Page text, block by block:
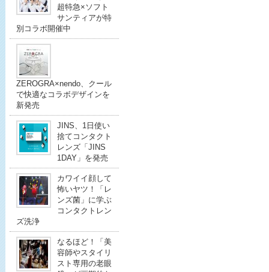
超特急×ソフト
サンティアが特
別コラボ開催中
ZEROGRA×nendo、クール
で快適なコラボデザインを
新発売
JINS、1日使い
捨てコンタクト
レンズ「JINS
1DAY」を発売
カワイイ顔して
怖いヤツ！「レ
ンズ菌」に学ぶ
コンタクトレン
ズ洗浄
なるほど！「美
容師やスタイリ
スト専用の老眼